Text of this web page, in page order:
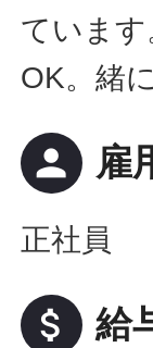
ていま
OK。緒
person 雇
正社員
attach_money 給